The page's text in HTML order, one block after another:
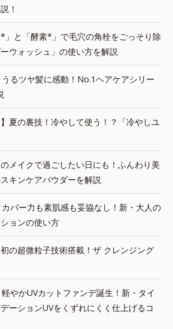
！
*」と「酵素*」で毛穴の角栓をごっそり除
ウォッシュ」の使い方を解説
うるツヤ髪に感動！No.1ヘアケアシリー
夏の裏技！冷やして使う！？「冷やしユ
メイクで過ごしたい日にも！ふんわり美
キンケアパウダーを解説
カバー力も素肌感も妥協なし！新・大人の
ョンの使い方
の超微粒子技術搭載！ザ クレンジング
軽やかUVカットファンデ誕生！新・タイ
ーションUVをくずれにくく仕上げるコ